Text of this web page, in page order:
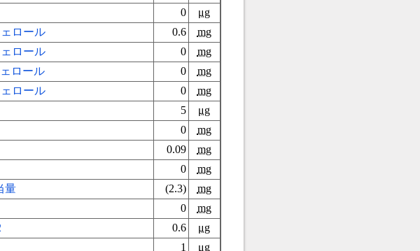
0
μg
ロール 0.6
mg
ロール
0
mg
ロール
0
mg
ロール
0
mg
5
μg
0
mg
0.09
mg
0
mg
量
(2.3)
mg
0
mg
0.6
μg
1 μg